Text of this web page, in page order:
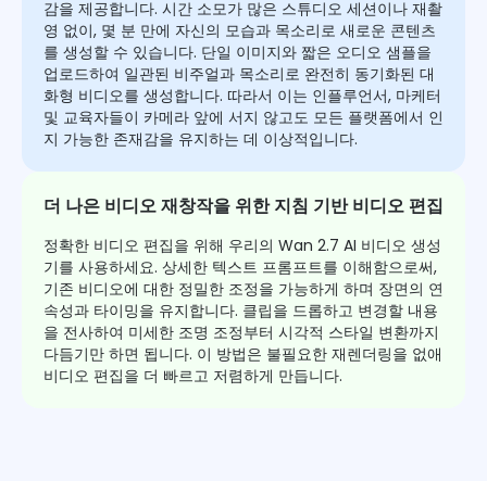
감을 제공합니다. 시간 소모가 많은 스튜디오 세션이나 재촬
영 없이, 몇 분 만에 자신의 모습과 목소리로 새로운 콘텐츠
를 생성할 수 있습니다. 단일 이미지와 짧은 오디오 샘플을
업로드하여 일관된 비주얼과 목소리로 완전히 동기화된 대
화형 비디오를 생성합니다. 따라서 이는 인플루언서, 마케터
및 교육자들이 카메라 앞에 서지 않고도 모든 플랫폼에서 인
지 가능한 존재감을 유지하는 데 이상적입니다.
더 나은 비디오 재창작을 위한 지침 기반 비디오 편집
정확한 비디오 편집을 위해 우리의 Wan 2.7 AI 비디오 생성
기를 사용하세요. 상세한 텍스트 프롬프트를 이해함으로써,
기존 비디오에 대한 정밀한 조정을 가능하게 하며 장면의 연
속성과 타이밍을 유지합니다. 클립을 드롭하고 변경할 내용
을 전사하여 미세한 조명 조정부터 시각적 스타일 변환까지
다듬기만 하면 됩니다. 이 방법은 불필요한 재렌더링을 없애
비디오 편집을 더 빠르고 저렴하게 만듭니다.